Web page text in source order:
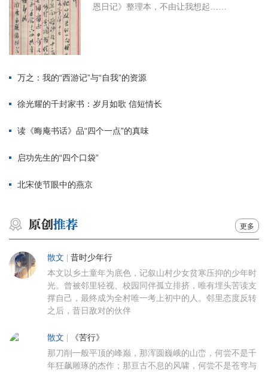
恩日记》整理本，不由让我想起……
万之：我的“西游记”与“自我”的资源
徐光耀的千封家书：岁月如歌 信短情长
读《晦庵书话》品“四个一点”的真味
启功先生的“四个口袋”
北宋使节眼中的燕京
更多
散文 昔时少年行
本文以乡土童年为底色，记叙山村少女贫寒压抑的少年时
光。曾被邻里轻视、校园同伴孤立排挤，唯有埋头苦读支
撑自己，最终成为全村唯一考上初中的人。邻里态度反转
之后，昔日敌对的伙伴
散文 《苦行》
那刀削一般平顶的峰巅，那浑圆巍峨的山峦，何尝不是千
年狂飙雕琢的杰作；那亘古不息的风啸，何尝不是苍穹与